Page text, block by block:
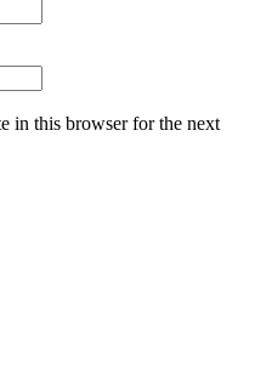
in this browser for the next